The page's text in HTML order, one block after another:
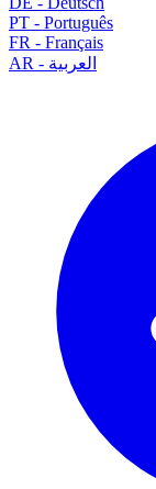
PT - Português
FR - Français
AR - العربية